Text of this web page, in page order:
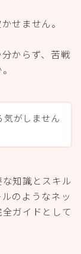
せません。
からず、苦戦
気がしません
知識とスキル
のようなネッ
ガイドとして